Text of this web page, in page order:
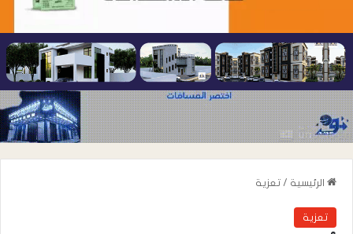
الرئيسية / تعزية
تعزية